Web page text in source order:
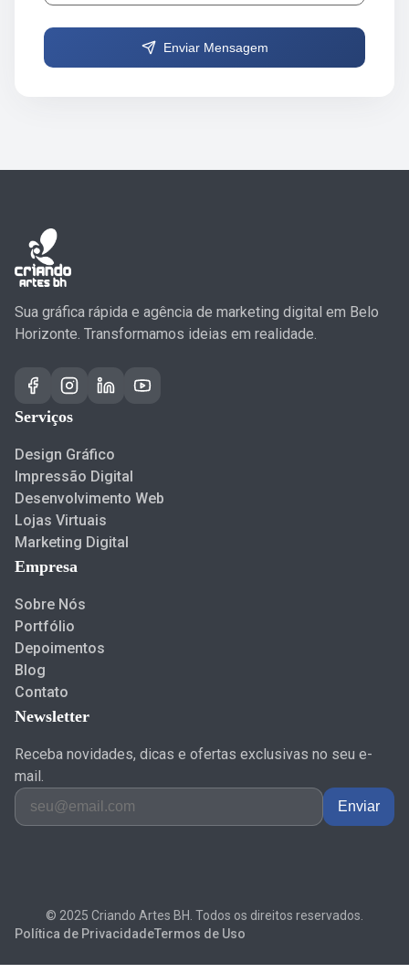
Enviar Mensagem
Sua gráfica rápida e agência de marketing digital em Belo
Horizonte. Transformamos ideias em realidade.
Serviços
Design Gráfico
Impressão Digital
Desenvolvimento Web
Lojas Virtuais
Marketing Digital
Empresa
Sobre Nós
Portfólio
Depoimentos
Blog
Contato
Newsletter
Receba novidades, dicas e ofertas exclusivas no seu e-
mail.
Enviar
© 2025 Criando Artes BH. Todos os direitos reservados.
Política de PrivacidadeTermos de Uso